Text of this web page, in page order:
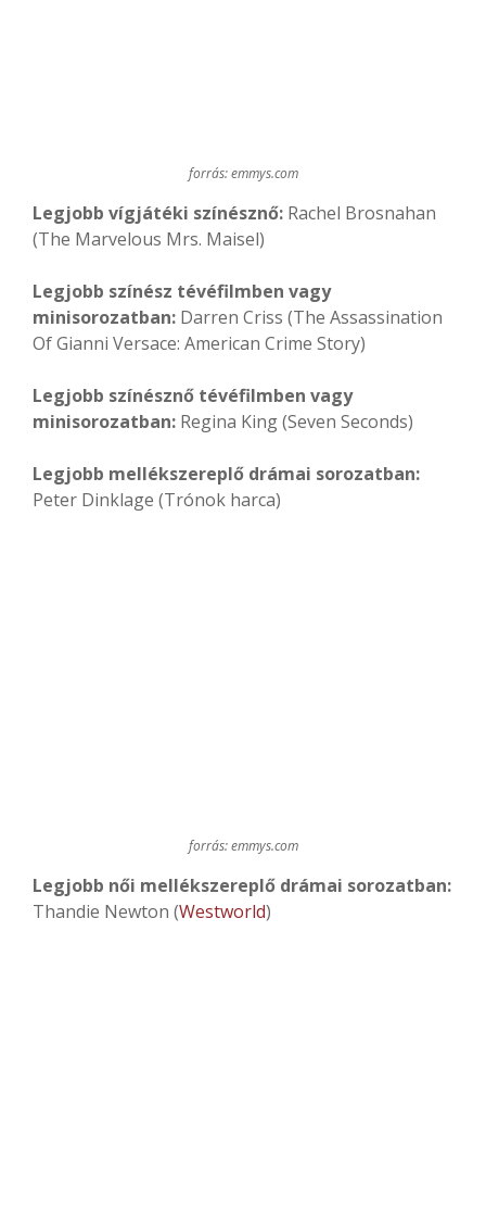
forrás: emmys.com
Legjobb vígjátéki színésznő: Rachel Brosnahan
(The Marvelous Mrs. Maisel)
Legjobb színész tévéfilmben vagy
minisorozatban: Darren Criss (The Assassination
Of Gianni Versace: American Crime Story)
Legjobb színésznő tévéfilmben vagy
minisorozatban: Regina King (Seven Seconds)
Legjobb mellékszereplő drámai sorozatban:
Peter Dinklage (Trónok harca)
forrás: emmys.com
Legjobb női mellékszereplő drámai sorozatban:
Thandie Newton (Westworld)